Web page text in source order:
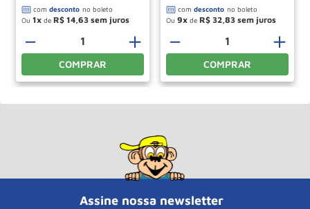
Ou 1 de R$ 14,63
＋
－
COMPRAR
Ou 9 de R$ 32,83
＋
－
COMPRAR
Assine nossa newsletter